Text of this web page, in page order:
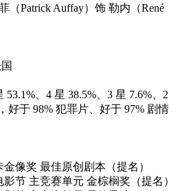
（Patrick Auffay）饰 勒内（René
国
53.1%、4 星 38.5%、3 星 7.6%、2
好于 98% 犯罪片、好于 97% 剧情
像奖 最佳原创剧本（提名）
影节 主竞赛单元 金棕榈奖（提名）